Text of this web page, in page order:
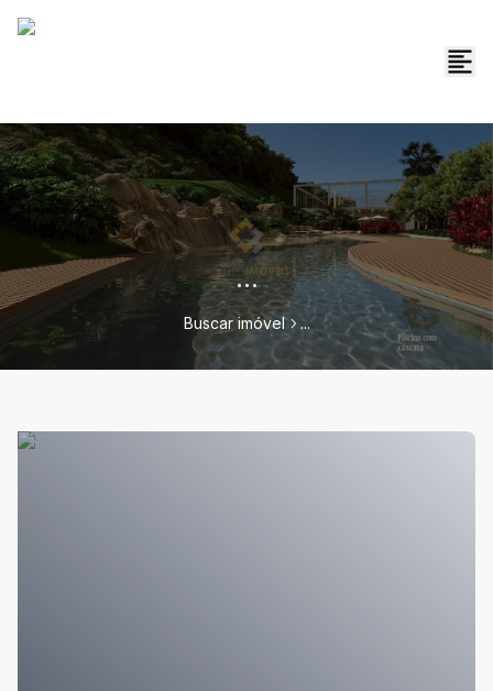
...
Buscar imóvel ...